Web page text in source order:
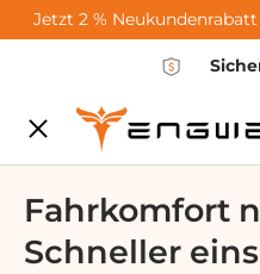
Skip to content
Jetzt 2 %
Menu
City-Sale
E-Bikes
Fahrkomfort
Schneller